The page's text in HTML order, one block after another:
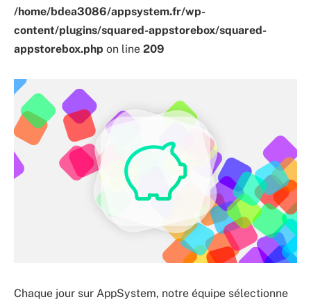
/home/bdea3086/appsystem.fr/wp-
content/plugins/squared-appstorebox/squared-
appstorebox.php on line 209
Chaque jour sur AppSystem, notre équipe sélectionne